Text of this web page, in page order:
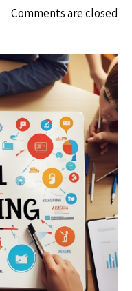
Comments are closed.